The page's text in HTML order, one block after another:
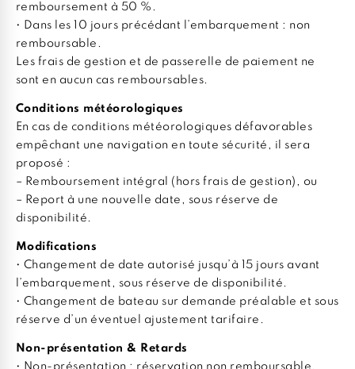
remboursement à 50 %.
• Dans les 10 jours précédant l’embarquement : non
remboursable.
Les frais de gestion et de passerelle de paiement ne
sont en aucun cas remboursables.
Conditions météorologiques
En cas de conditions météorologiques défavorables
empêchant une navigation en toute sécurité, il sera
proposé :
– Remboursement intégral (hors frais de gestion), ou
– Report à une nouvelle date, sous réserve de
disponibilité.
Modifications
• Changement de date autorisé jusqu’à 15 jours avant
l’embarquement, sous réserve de disponibilité.
• Changement de bateau sur demande préalable et sous
réserve d’un éventuel ajustement tarifaire.
Non-présentation & Retards
• Non-présentation : réservation non remboursable.